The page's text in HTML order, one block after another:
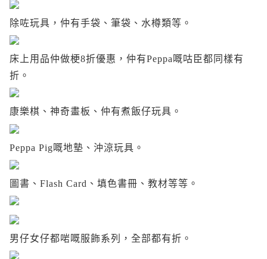
除咗玩具，仲有手袋、筆袋、水樽類等。
床上用品仲做梗8折優惠，仲有Peppa嘅咕臣都同樣有
折。
康樂棋、神奇畫板、仲有煮飯仔玩具。
Peppa Pig嘅地墊、沖涼玩具。
圖書、Flash Card、填色書冊、教材等等。
男仔女仔都啱嘅服飾系列，全部都有折。